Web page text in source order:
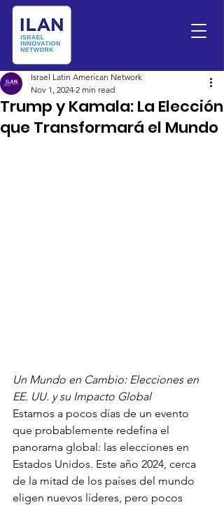
Trump y Kamala: La Elección
que Transformará el Mundo
Israel Latin American Network
Nov 1, 2024 2 min read
Un Mundo en Cambio: Elecciones en
EE. UU. y su Impacto Global
Estamos a pocos días de un evento
que probablemente redefina el
panorama global: las elecciones en
Estados Unidos. Este año 2024, cerca
de la mitad de los países del mundo
eligen nuevos líderes, pero pocos